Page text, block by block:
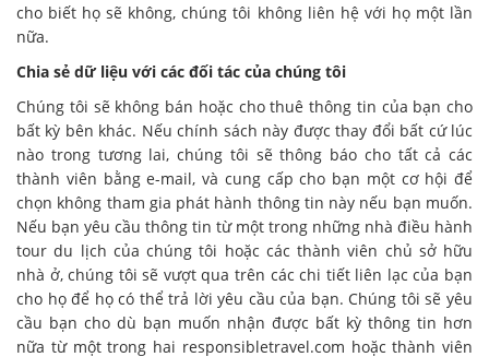
cho biết họ sẽ không, chúng tôi không liên hệ với họ một lần
nữa.
Chia sẻ dữ liệu với các đối tác của chúng tôi
Chúng tôi sẽ không bán hoặc cho thuê thông tin của bạn cho
bất kỳ bên khác. Nếu chính sách này được thay đổi bất cứ lúc
nào trong tương lai, chúng tôi sẽ thông báo cho tất cả các
thành viên bằng e-mail, và cung cấp cho bạn một cơ hội để
chọn không tham gia phát hành thông tin này nếu bạn muốn.
Nếu bạn yêu cầu thông tin từ một trong những nhà điều hành
tour du lịch của chúng tôi hoặc các thành viên chủ sở hữu
nhà ở, chúng tôi sẽ vượt qua trên các chi tiết liên lạc của bạn
cho họ để họ có thể trả lời yêu cầu của bạn. Chúng tôi sẽ yêu
cầu bạn cho dù bạn muốn nhận được bất kỳ thông tin hơn
nữa từ một trong hai responsibletravel.com hoặc thành viên